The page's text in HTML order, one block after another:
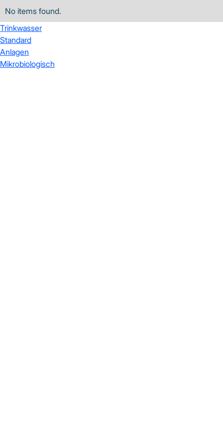
No items found.
Trinkwasser
Standard
Anlagen
Mikrobiologisch